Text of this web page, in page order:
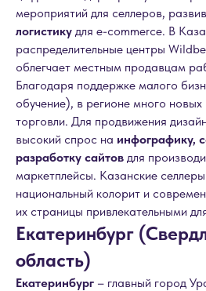
мероприятий для селлеров,
логистику для e-commerce. В
распределительные центры
облегчает местным продавцам
Благодаря поддержке малого
обучение), в регионе много
торговли. Для продвижения
высокий спрос на инфографику,
разработку сайтов для
маркетплейсы. Казанские
национальный колорит и
их страницы привлекательными
Екатеринбург
область)
Екатеринбург – главный город